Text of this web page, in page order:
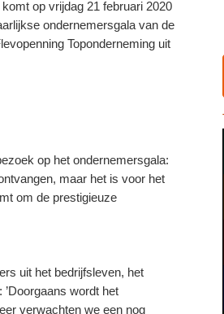
op vrijdag 21 februari 2020
ondernemersgala van de
Toponderneming uit
op het ondernemersgala:
maar het is voor het
om de prestigieuze
uit het bedrijfsleven, het
wordt het
verwachten we een nog